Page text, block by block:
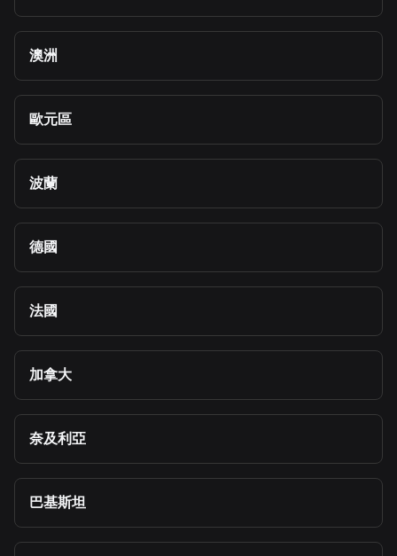
澳洲
歐元區
波蘭
德國
法國
加拿大
奈及利亞
巴基斯坦